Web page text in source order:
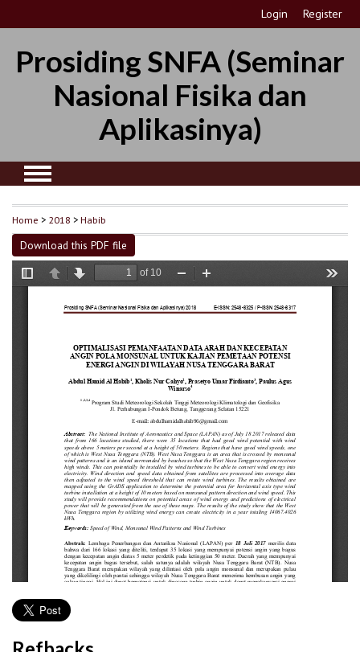
Login Register
Prosiding SNFA (Seminar
Nasional Fisika dan
Aplikasinya)
Home > 2018 >Habib
Download this PDF file